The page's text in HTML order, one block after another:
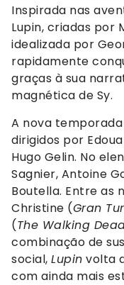
Inspirada nas
Lupin, criadas por
idealizada por
rapidamente
graças à sua
magnética de Sy.
A nova
dirigidos por
Hugo Gelin. No
Sagnier, Antoine
Boutella. Entre as
Christine (Gran
(The Walking
combinação de
social, Lupin volta
com ainda mais